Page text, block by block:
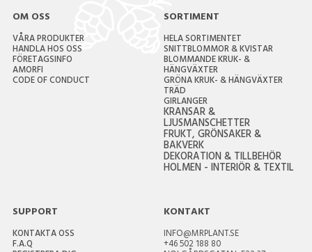
OM OSS
VÅRA PRODUKTER
HANDLA HOS OSS
FÖRETAGSINFO
AMORFI
CODE OF CONDUCT
SORTIMENT
HELA SORTIMENTET
SNITTBLOMMOR & KVISTAR
BLOMMANDE KRUK- &
HÄNGVÄXTER
GRÖNA KRUK- & HÄNGVÄXTER
TRÄD
GIRLANGER
KRANSAR &
LJUSMANSCHETTER
FRUKT, GRÖNSAKER &
BAKVERK
DEKORATION & TILLBEHÖR
HOLMEN - INTERIÖR & TEXTIL
SUPPORT
KONTAKTA OSS
F.A.Q
KONTAKT
INFO@MRPLANT.SE
+46 502 188 80